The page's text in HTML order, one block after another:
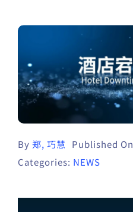
By 郑, 巧慧
Published
Categories: NEWS